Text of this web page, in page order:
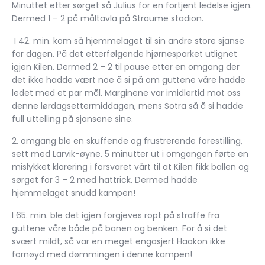
Minuttet etter sørget så Julius for en fortjent ledelse igjen.
Dermed 1 – 2 på måltavla på Straume stadion.
I 42. min. kom så hjemmelaget til sin andre store sjanse
for dagen. På det etterfølgende hjørnesparket utlignet
igjen Kilen. Dermed 2 – 2 til pause etter en omgang der
det ikke hadde vært noe å si på om guttene våre hadde
ledet med et par mål. Marginene var imidlertid mot oss
denne lørdagsettermiddagen, mens Sotra så å si hadde
full uttelling på sjansene sine.
2. omgang ble en skuffende og frustrerende forestilling,
sett med Larvik-øyne. 5 minutter ut i omgangen førte en
mislykket klarering i forsvaret vårt til at Kilen fikk ballen og
sørget for 3 – 2 med hattrick. Dermed hadde
hjemmelaget snudd kampen!
I 65. min. ble det igjen forgjeves ropt på straffe fra
guttene våre både på banen og benken. For å si det
svært mildt, så var en meget engasjert Haakon ikke
fornøyd med dømmingen i denne kampen!